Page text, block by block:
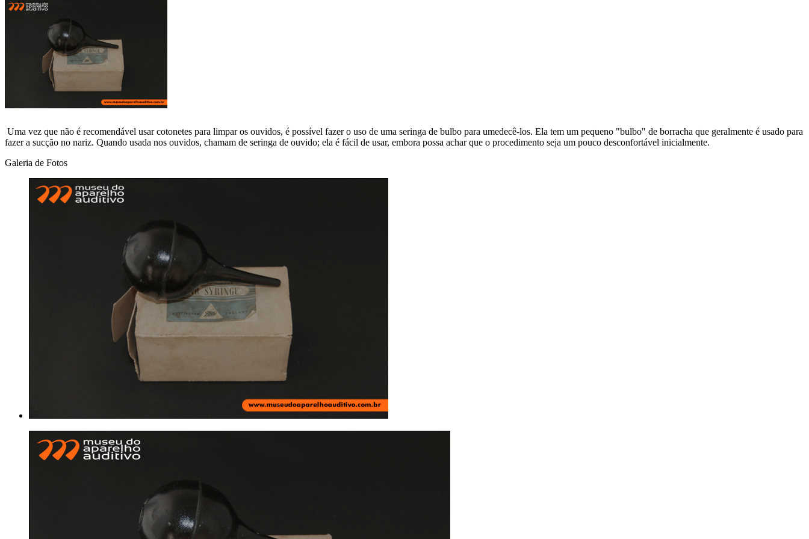
Uma vez que não é recomendável usar cotonetes para limpar os ouvidos, é possível fazer o uso de uma seringa de bulbo para umedecê-los. Ela tem um pequeno "bulbo" de borracha que geralmente é usado para
fazer a sucção no nariz. Quando usada nos ouvidos, chamam de seringa de ouvido; ela é fácil de usar, embora possa achar que o procedimento seja um pouco desconfortável inicialmente.
Galeria de Fotos